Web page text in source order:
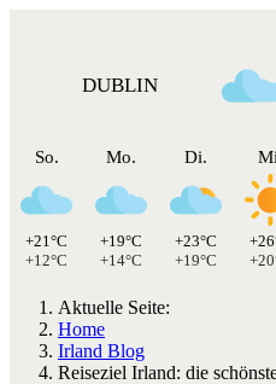
DUBLIN
So.
+21°C
+12°C
Mo.
+19°C
+14°C
Di.
+23°C
+19°C
Aktuelle Seite:
Home
Irland Blog
Reiseziel Irland: die